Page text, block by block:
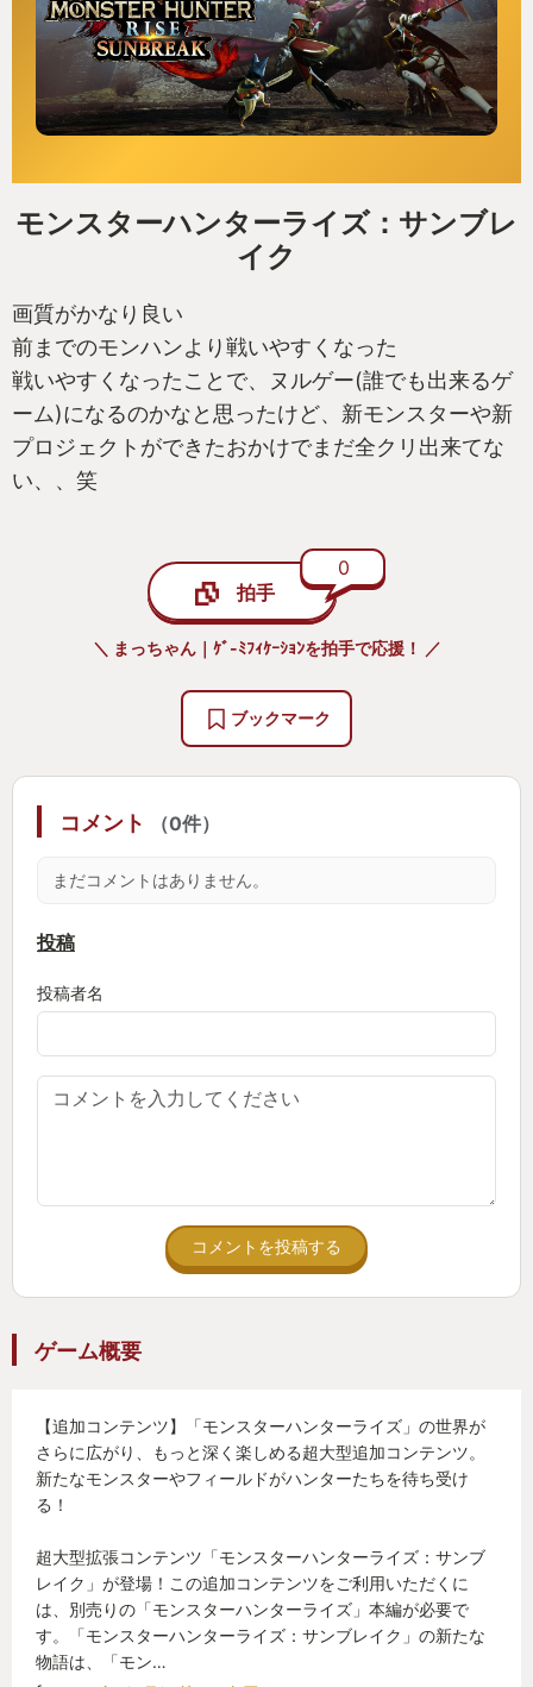
モンスターハンターライズ：サンブレ
イク
画質がかなり良い
前までのモンハンより戦いやすくなった
戦いやすくなったことで、ヌルゲー(誰でも出来るゲ
ーム)になるのかなと思ったけど、新モンスターや新
プロジェクトができたおかけでまだ全クリ出来てな
い、、笑
拍手
0
＼ まっちゃん｜ｹﾞ-ﾐﾌｨｹｰｼｮﾝを拍手で応援！ ／
ブックマーク
コメント （0件）
まだコメントはありません。
投稿
投稿者名
コメントを投稿する
ゲーム概要
【追加コンテンツ】「モンスターハンターライズ」の世界が
さらに広がり、もっと深く楽しめる超大型追加コンテンツ。
新たなモンスターやフィールドがハンターたちを待ち受け
る！
超大型拡張コンテンツ「モンスターハンターライズ：サンブ
レイク」が登場！この追加コンテンツをご利用いただくに
は、別売りの「モンスターハンターライズ」本編が必要で
す。「モンスターハンターライズ：サンブレイク」の新たな
物語は、「モン…